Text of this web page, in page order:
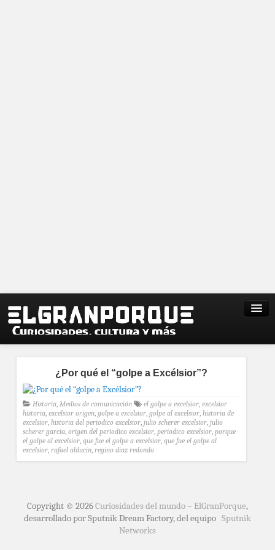
¿Por qué el “golpe a Excélsior”?
Historia, Medios de comunicación el golpe a excelsior, excelsior
historia, excelsior origen, golpe a excelsior, golpe al excelsior, historia de
excelsior, historia del periodico excelsior, julio scherer excelsior, julio
scherer garcia, origen del periodico excelsior, periodico excelsior, porque
el golpe al excelsior, que fue el golpe a excelsior, que fue el golpe al
excelsior, rafael alducin, regino diaz redondo
Copyright © 2026Curiosidades del mundo – ElGranPorque,
desarrollado por Sputnik Dream Factory, del equipo Sputnik
Networks